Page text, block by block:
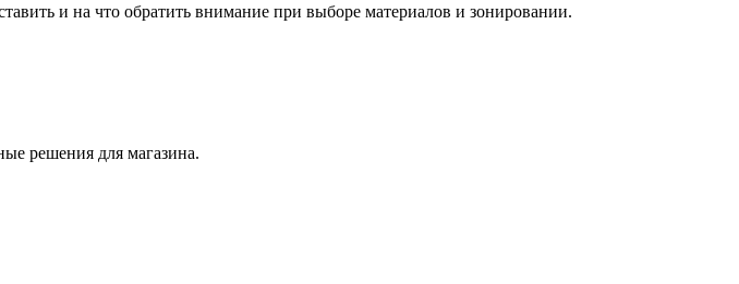
и на что обратить внимание при выборе материалов и зонировании.
решения для магазина.